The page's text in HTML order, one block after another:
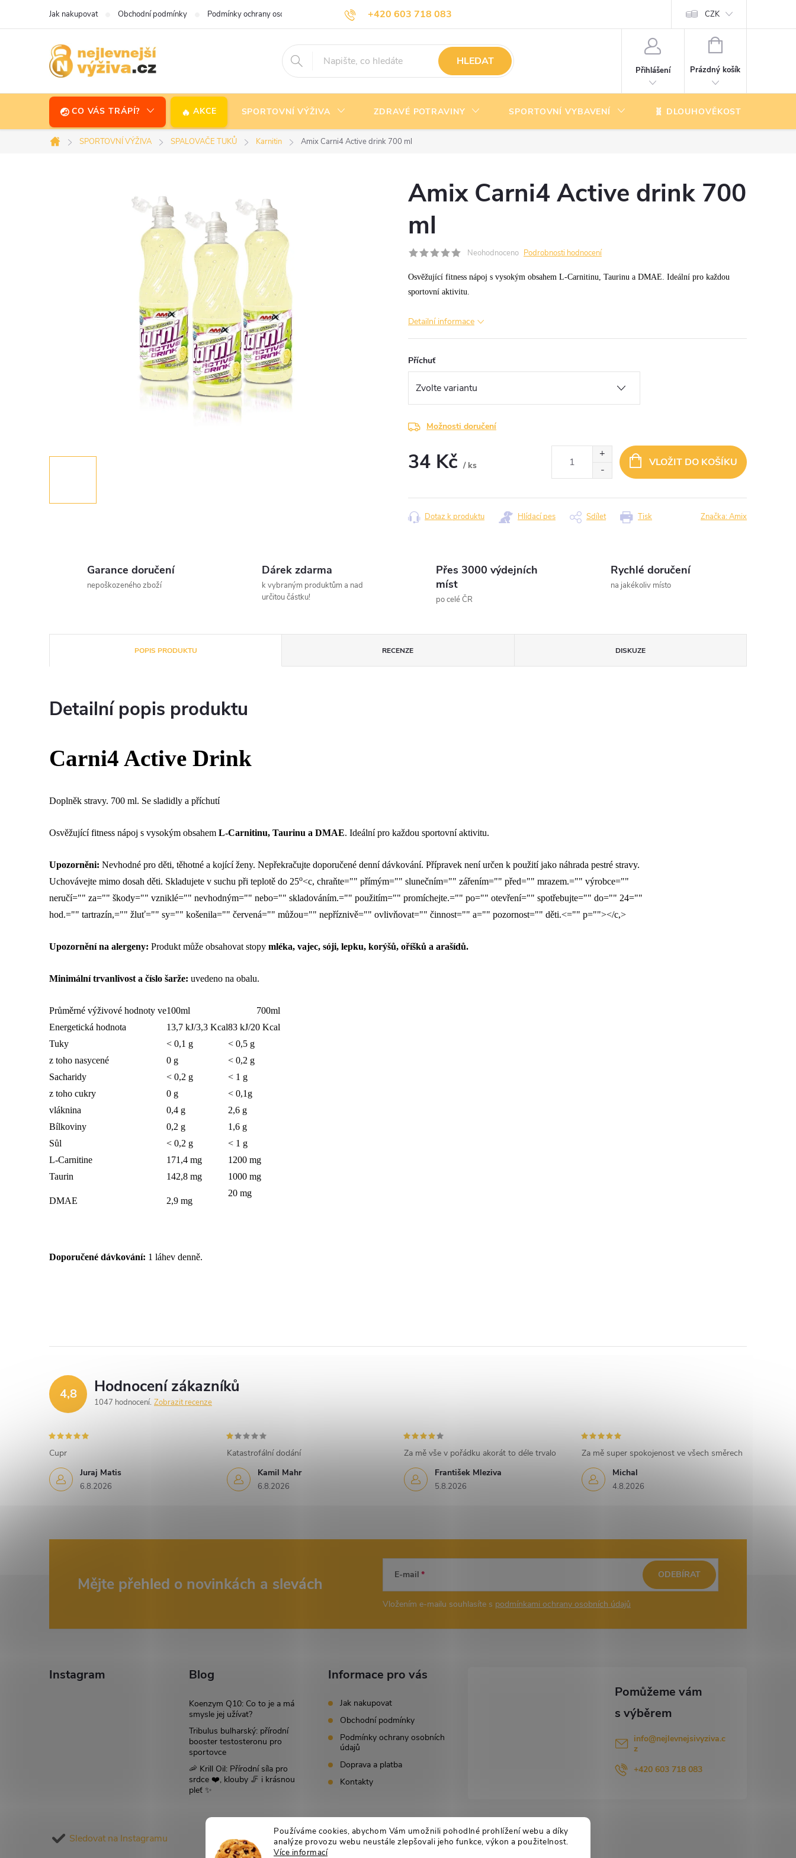
Používáme cookies, abychom Vám umožnili pohodlné prohlížení webu a díky
analýze provozu webu neustále zlepšovali jeho funkce, výkon a použitelnost.
Více informací
+420 603 718 083
info@nejlevnejsivyziva.cz
Jak nakupovat Obchodní podmínky Podmínky ochrany osobních údajů Doprava a platba Kontakty CZK
HLEDAT
Přihlášení
NÁKUPNÍ
Prázdný košík
CO VÁS TRÁPÍ? AKCE SPORTOVNÍ VÝŽIVA ZDRAVÉ POTRAVINY SPORTOVNÍ VYBAVENÍ 🧬 DLOUHOVĚKOST
Domů
SPORTOVNÍ VÝŽIVA SPALOVAČE TUKŮ Karnitin Amix Carni4 Active drink 700 ml
Amix Carni4 Active drink 700
ml
Neohodnoceno Podrobnosti hodnocení
Osvěžující fitness nápoj s vysokým obsahem L-Carnitinu, Taurinu a DMAE. Ideální pro každou
sportovní aktivitu.
Detailní informace
Příchuť
Možnosti doručení
34 Kč / ks
VLOŽIT DO KOŠÍKU
Tisk
Dotaz k produktu Hlídací pes Sdílet Značka:Amix
Garance doručení
nepoškozeného zboží
Dárek zdarma
k vybraným produktům a nad
určitou částku!
Přes 3000 výdejních
míst
po celé ČR
Rychlé doručení
na jakékoliv místo
POPIS PRODUKTU RECENZE DISKUZE
Detailní popis produktu
Carni4 Active Drink
Doplněk stravy. 700 ml. Se sladidly a příchutí
Osvěžující fitness nápoj s vysokým obsahem L-Carnitinu, Taurinu a DMAE. Ideální pro každou sportovní aktivitu.
Upozorněni: Nevhodné pro děti, těhotné a kojící ženy. Nepřekračujte doporučené denní dávkování. Přípravek není určen k použití jako náhrada pestré stravy.
Uchovávejte mimo dosah děti. Skladujete v suchu při teplotě do 25o<c, chraňte="" přímým="" slunečním="" zářením="" před="" mrazem.="" výrobce=""
neručí="" za="" škody="" vzniklé="" nevhodným="" nebo="" skladováním.="" použitím="" promíchejte.="" po="" otevření="" spotřebujte="" do="" 24=""
hod.="" tartrazín,="" žluť="" sy="" košenila="" červená="" můžou="" nepříznivě="" ovlivňovat="" činnost="" a="" pozornost="" děti.<="" p=""></c,>
Upozornění na alergeny: Produkt může obsahovat stopy mléka, vajec, sóji, lepku, korýšů, oříšků a arašídů.
Minimální trvanlivost a číslo šarže: uvedeno na obalu.
Průměrné výživové hodnoty ve100ml
700ml
Energetická hodnota
13,7 kJ/3,3 Kcal83 kJ/20 Kcal
Tuky
< 0,1 g
< 0,5 g
z toho nasycené
0 g
< 0,2 g
Sacharidy
< 0,2 g
< 1 g
z toho cukry
0 g
< 0,1g
vláknina
0,4 g
2,6 g
Bílkoviny
0,2 g
1,6 g
Sůl
< 0,2 g
< 1 g
L-Carnitine
171,4 mg
1200 mg
Taurin
142,8 mg 1000 mg
DMAE 2,9 mg
20 mg
Doporučené dávkování: 1 láhev denně.
4,8 Hodnocení zákazníků
1047 hodnocení Zobrazit recenze
Juraj Matis
6.8.2026
Cupr
Kamil Mahr
6.8.2026
Katastrofální dodání
František Mleziva
5.8.2026
Za mě vše v pořádku akorát to déle trvalo
Michal
4.8.2026
Za mě super spokojenost ve všech směrech
Mějte přehled o novinkách a slevách E-mail
Vložením e-mailu souhlasíte s podmínkami ochrany osobních údajů
ODEBÍRAT
Instagram
Sledovat na Instagramu
Blog
Koenzym Q10: Co to je a má
smysle jej užívat?
Tribulus bulharský: přírodní
booster testosteronu pro
sportovce
🦐 Krill Oil: Přírodní síla pro
srdce ❤️, klouby 🦵 i krásnou
pleť ✨
Informace pro vás
Jak nakupovat
Obchodní podmínky
Podmínky ochrany osobních
údajů
Doprava a platba
Kontakty
info@nejlevnejsivyziva.c
z
+420 603 718 083